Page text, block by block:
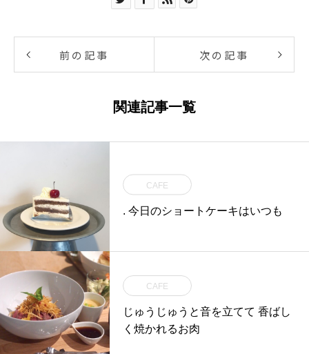
前の記事 次の記事
関連記事一覧
CAFE
. 今日のショートケーキはいつも
CAFE
じゅうじゅうと音を立てて 香ばし
く焼かれるお肉